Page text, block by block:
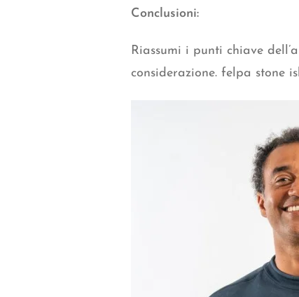
Conclusioni:
Riassumi i punti chiave
considerazione. felpa stone